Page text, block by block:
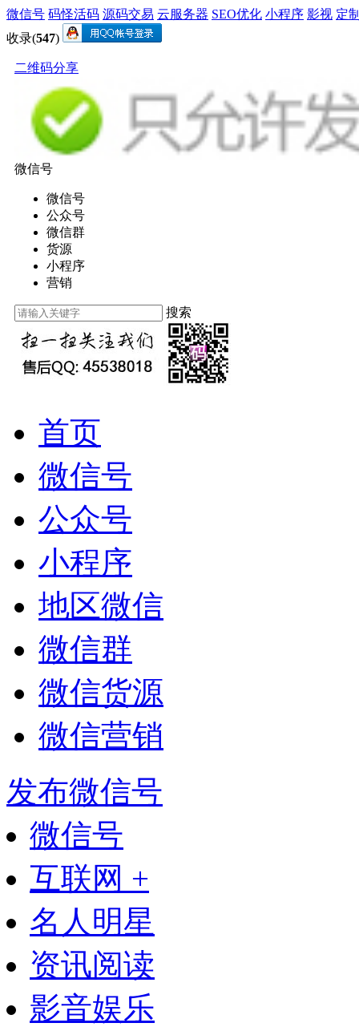
微信号 码怪活码 源码交易 云服务器 SEO优化 小程序 影视 定
收录(547)
二维码分享
微信号
微信号
公众号
微信群
货源
小程序
营销
搜索
首页
微信号
公众号
小程序
地区微信
微信群
微信货源
微信营销
发布微信号
微信号
互联网 +
名人明星
资讯阅读
影音娱乐